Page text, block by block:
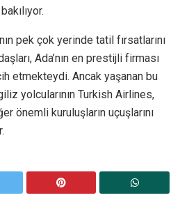
pek çok yerinde tatil fırsatlarını
Ada’nın en prestijli firması
etmekteydi. Ancak yaşanan bu
yolcularının Turkish Airlines,
önemli kuruluşların uçuşlarını